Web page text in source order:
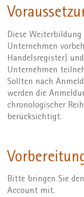
Diese
Unternehmen
Handelsregister)
Unternehmen
Sollten nach
werden die
chronologischer
berücksichtigt.
Bitte bringen Sie
Account mit.